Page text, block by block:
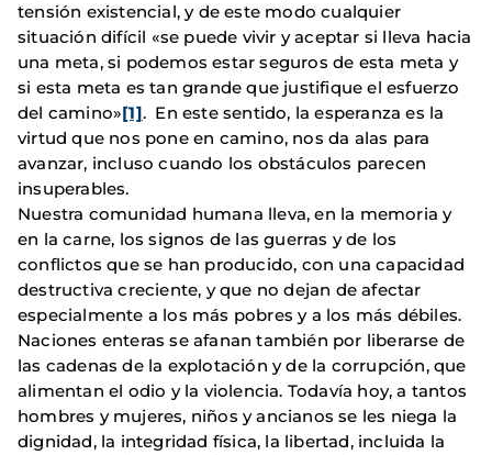
tensión existencial, y de este modo cualquier
situación difícil «se puede vivir y aceptar si lleva hacia
una meta, si podemos estar seguros de esta meta y
si esta meta es tan grande que justifique el esfuerzo
del camino»[1]. En este sentido, la esperanza es la
virtud que nos pone en camino, nos da alas para
avanzar, incluso cuando los obstáculos parecen
insuperables.
Nuestra comunidad humana lleva, en la memoria y
en la carne, los signos de las guerras y de los
conflictos que se han producido, con una capacidad
destructiva creciente, y que no dejan de afectar
especialmente a los más pobres y a los más débiles.
Naciones enteras se afanan también por liberarse de
las cadenas de la explotación y de la corrupción, que
alimentan el odio y la violencia. Todavía hoy, a tantos
hombres y mujeres, niños y ancianos se les niega la
dignidad, la integridad física, la libertad, incluida la